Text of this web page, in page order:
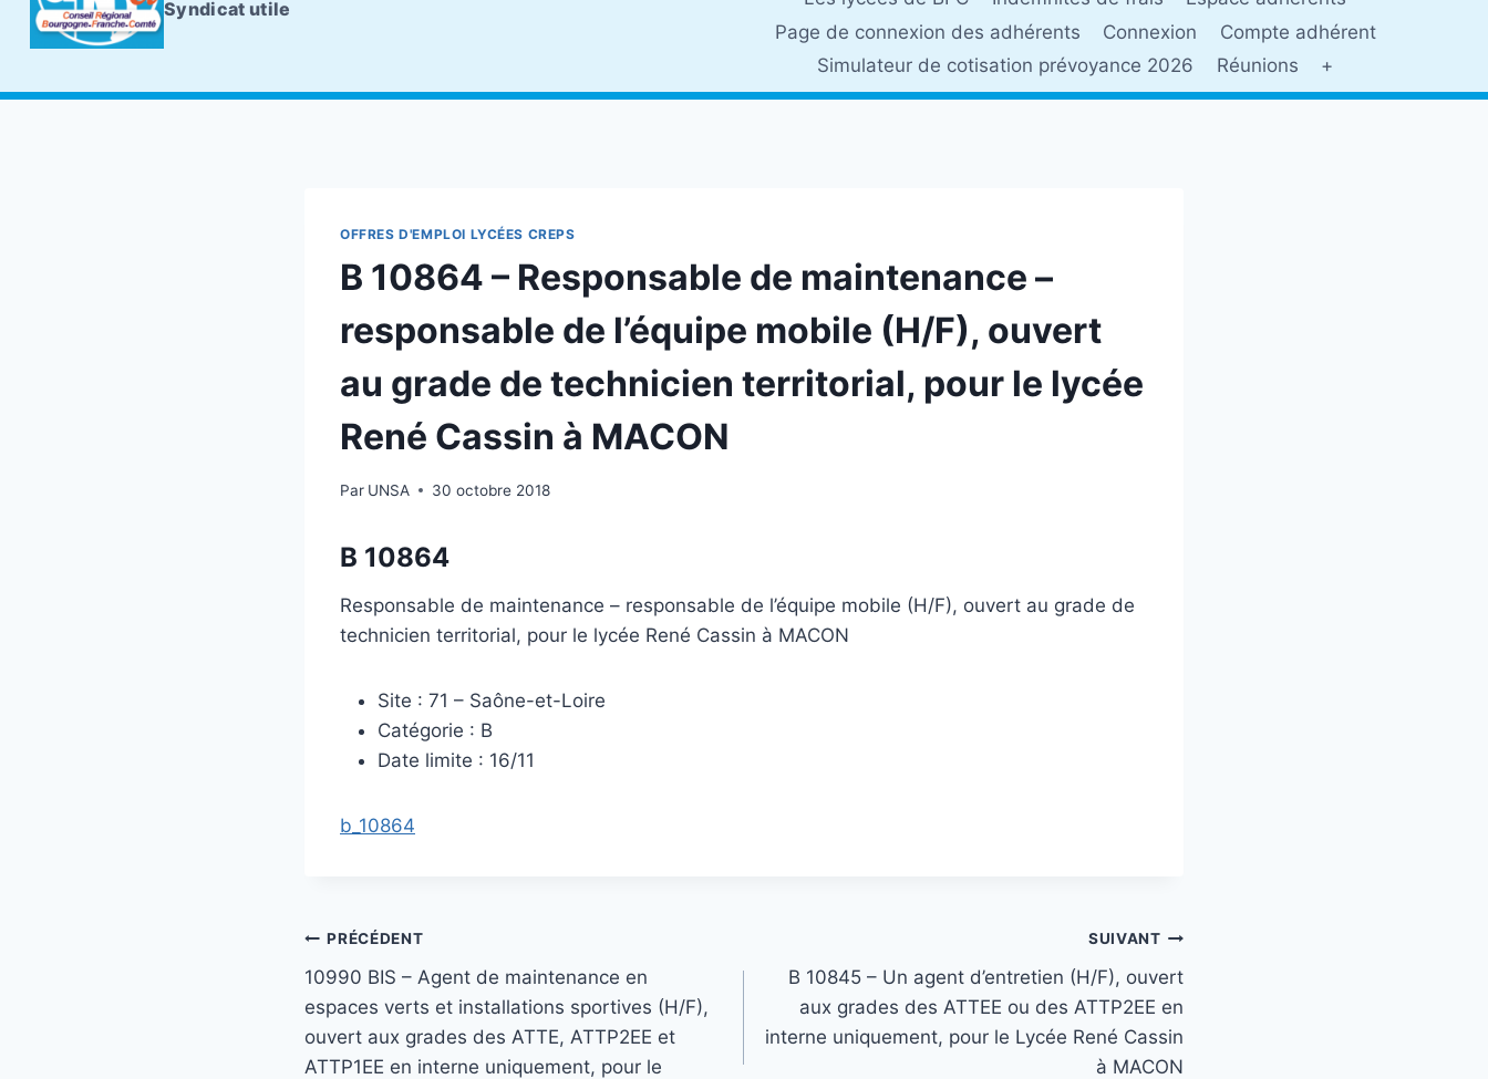
Syndicat utile
Page de connexion des adhérents
Connexion
Compte adhérent
Simulateur de cotisation prévoyance 2026
Réunions +
OFFRES D'EMPLOI LYCÉES CREPS
B 10864 – Responsable de maintenance –
responsable de l’équipe mobile (H/F), ouvert
au grade de technicien territorial, pour le lycée
René Cassin à MACON
Par UNSA 30 octobre 2018
B 10864
Responsable de maintenance – responsable de l’équipe mobile (H/F), ouvert au grade de
technicien territorial, pour le lycée René Cassin à MACON
Site : 71 – Saône-et-Loire
Catégorie : B
Date limite : 16/11
b_10864
Navigation
de
l’article
PRÉCÉDENT
10990 BIS – Agent de maintenance en
espaces verts et installations sportives (H/F),
ouvert aux grades des ATTE, ATTP2EE et
ATTP1EE en interne uniquement, pour le
SUIVANT
B 10845 – Un agent d’entretien (H/F), ouvert
aux grades des ATTEE ou des ATTP2EE en
interne uniquement, pour le Lycée René Cassin
à MACON